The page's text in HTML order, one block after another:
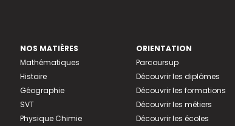
NOS MATIÈRES
Mathématiques
Histoire
Géographie
SVT
Physique Chimie
ORIENTATION
Parcoursup
Découvrir les diplômes
Découvrir les formations
Découvrir les métiers
Découvrir les écoles